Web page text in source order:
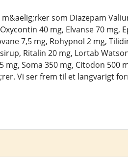
som Diazepam
40 mg, Elvanse 70 mg,
7,5 mg, Rohypnol 2 mg,
Ritalin 20 mg, Lortab
mg, Soma 350 mg, Citodon
Vi ser frem til et langvarigt